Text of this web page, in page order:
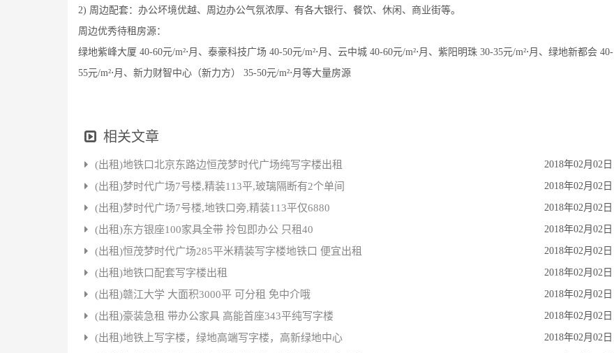
2) 周边配套：办公坏境优越、周边办公气氛浓厚、有各大银行、餐饮、休闲、商业街等。
周边优秀待租房源：
绿地紫峰大厦 40-60元/m²⋅月、泰豪科技广场 40-50元/m²⋅月、云中城 40-60元/m²⋅月、紫阳明珠 30-35元/m²⋅月、绿地新都会 40-
55元/m²⋅月、新力财智中心（新力方） 35-50元/m²⋅月等大量房源
相关文章
(出租)地铁口北京东路边恒茂梦时代广场纯写字楼出租 2018年02月02日
(出租)梦时代广场7号楼,精装113平,玻璃隔断有2个单间 2018年02月02日
(出租)梦时代广场7号楼,地铁口旁,精装113平仅6880 2018年02月02日
(出租)东方银座100家具全带 拎包即办公 只租40 2018年02月02日
(出租)恒茂梦时代广场285平米精装写字楼地铁口 便宜出租 2018年02月02日
(出租)地铁口配套写字楼出租 2018年02月02日
(出租)赣江大学 大面积3000平 可分租 免中介哦 2018年02月02日
(出租)豪装急租 带办公家具 高能首座343平纯写字楼 2018年02月02日
(出租)地铁上写字楼，绿地高端写字楼，高新绿地中心 2018年02月02日